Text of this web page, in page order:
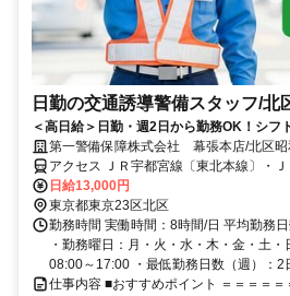
日勤の交通誘導警備スタッフ/北
＜高日給＞日勤・週2日から勤務OK！シ
未経験歓迎★
第一警備保障株式会社 幕張本店/北区昭
アクセス ＪＲ宇都宮線〔東北本線〕・
線 尾久徒歩約3分、都電荒川線 荒川車庫
荒川線 梶原出入口1(東)徒歩約7分 直行直
日給13,000円
東京都東京23区北区
勤務時間 実働時間：8時間/日 平均勤務
・勤務曜日：月・火・水・木・金・土
08:00～17:00 ・最低勤務日数（週）：
仕事内容 ■おすすめポイント ＝＝＝＝